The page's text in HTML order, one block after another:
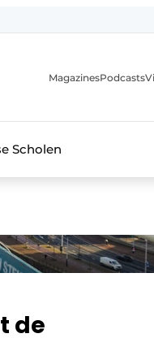
MagazinesPodcasts
Scholen
de